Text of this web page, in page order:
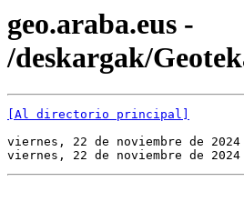
geo.araba.eus -
/deskargak/
[Al directorio principal]
viernes, 22 de noviembre de
viernes, 22 de noviembre de